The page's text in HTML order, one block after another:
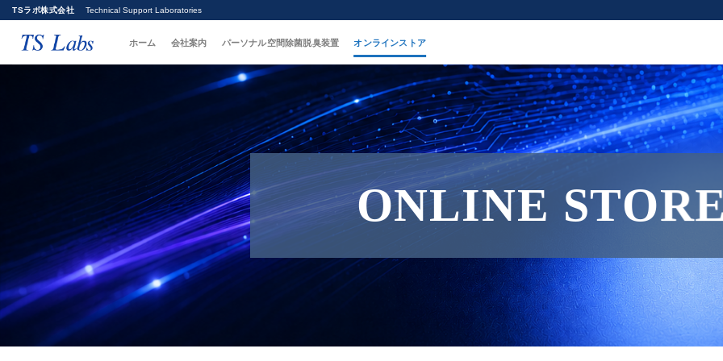
Skip
content
TSラボ株式会社 Technical Support Laboratories
ホーム 会社案内 パーソナル空間除菌脱臭装置 オンラインストア
ONLINE